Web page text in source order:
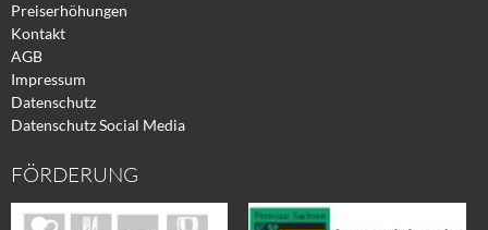
Preiserhöhungen
Kontakt
AGB
Impressum
Datenschutz
Datenschutz Social Media
FÖRDERUNG